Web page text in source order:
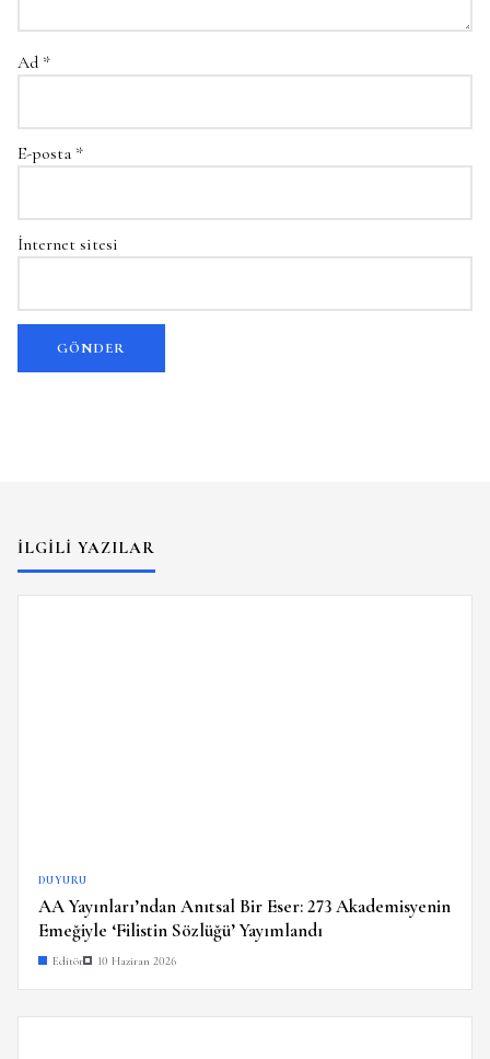
Ad *
E-posta *
İnternet sitesi
İLGILI YAZILAR
DUYURU
AA Yayınları’ndan Anıtsal Bir Eser: 273 Akademisyenin
Emeğiyle ‘Filistin Sözlüğü’ Yayımlandı
Editör 10 Haziran 2026